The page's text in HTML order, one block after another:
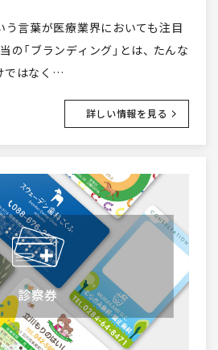
う言葉が医療業界においても注目
の「ブランディング」とは、 たんな
ではなく…
詳しい情報を見る
診察券